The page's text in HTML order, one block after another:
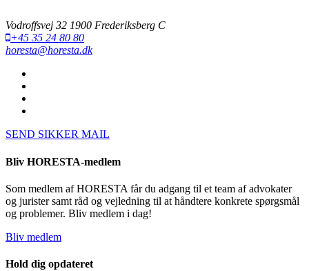
Vodroffsvej 32 1900 Frederiksberg C
+45 35 24 80 80
horesta@horesta.dk
SEND SIKKER MAIL
Bliv HORESTA-medlem
Som medlem af HORESTA får du adgang til et team af advokater
og jurister samt råd og vejledning til at håndtere konkrete spørgsmål
og problemer. Bliv medlem i dag!
Bliv medlem
Hold dig opdateret